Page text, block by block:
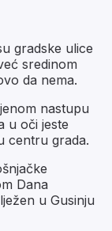
gradske ulice
sredinom
da nema.
nastupu
u oči jeste
centru grada.
Dana
u Gusinju